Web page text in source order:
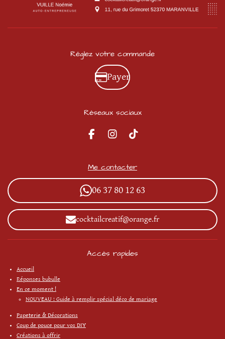
Réglez votre commande
Payer
Réseaux sociaux
F
e
b
o
o
k
I
t
a
g
r
a
T
T
o
k
Me contacter
06 37 80 12 63
cocktailcreatif@orange.fr
Accès rapides
Accueil
Réponses bubulle
En ce moment !
NOUVEAU : Guide à remplir spécial déco de mariage
Papeterie & Décorations
Coup de pouce pour vos DIY
Créations à offrir